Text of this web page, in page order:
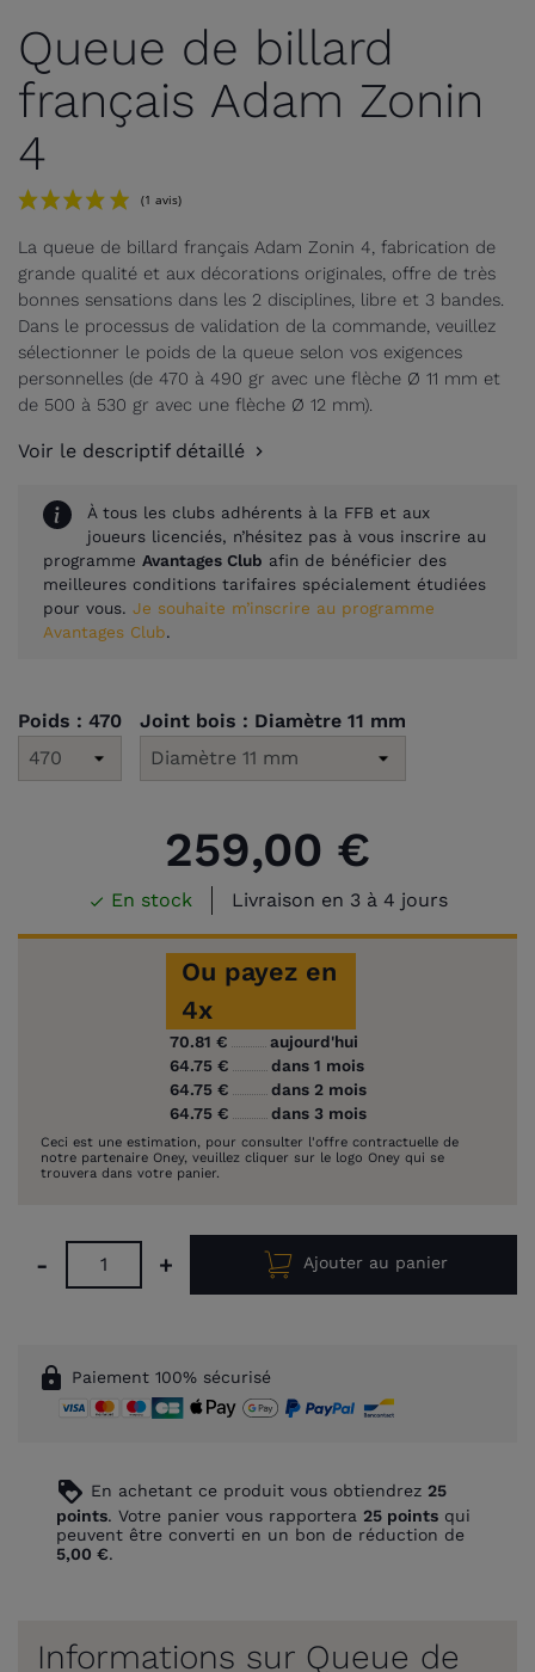
Queue de billard
français Adam Zonin
4
La queue de billard français Adam Zonin 4, fabrication de
grande qualité et aux décorations originales, offre de très
bonnes sensations dans les 2 disciplines, libre et 3 bandes.
Dans le processus de validation de la commande, veuillez
sélectionner le poids de la queue selon vos exigences
personnelles (de 470 à 490 gr avec une flèche Ø 11 mm et
de 500 à 530 gr avec une flèche Ø 12 mm).
Voir le descriptif détaillé
À tous les clubs adhérents à la FFB et aux
joueurs licenciés, n’hésitez pas à vous inscrire au
programme Avantages Club afin de bénéficier des
meilleures conditions tarifaires spécialement étudiées
pour vous. Je souhaite m’inscrire au programme
Avantages Club.
Poids : 470 Joint bois : Diamètre 11 mm
259,00 €
 En stock Livraison en 3 à 4 jours
Ou payez en
4x
70.81 €
aujourd'hui
64.75 €
dans 1 mois
64.75 €
dans 2 mois
64.75 €
dans 3 mois
Ceci est une estimation, pour consulter l'offre contractuelle de
notre partenaire Oney, veuillez cliquer sur le logo Oney qui se
trouvera dans votre panier.
- + Ajouter au panier
lock Paiement 100% sécurisé
loyalty En achetant ce produit vous obtiendrez 25
points. Votre panier vous rapportera 25 points qui
peuvent être converti en un bon de réduction de
5,00 €.
Informations sur Queue de